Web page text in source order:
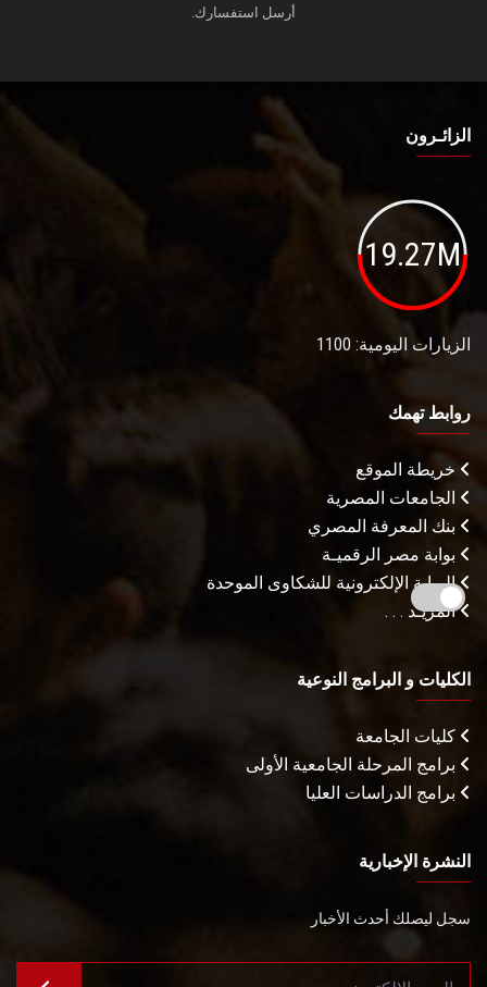
أرسل استفسارك.
الزائـرون
19.27M
الزيارات اليومية: 1100
روابط تهمك
خريطة الموقع
الجامعات المصرية
بنك المعرفة المصري
بوابة مصر الرقميـة
البوابة الإلكترونية للشكاوى الموحدة
المزيـد . . .
الكليات و البرامج النوعية
كليات الجامعة
برامج المرحلة الجامعية الأولى
برامج الدراسات العليا
النشرة الإخبارية
سجل ليصلك أحدث الأخبار